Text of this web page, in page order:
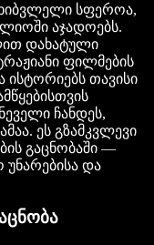
სფეროა,
აჯადოებს.
დახატული
ფილმების
ისტორიებს თავისი
ჩანდეს,
ეს გზამკვლევი
გაცნობაში —
უნარებისა და